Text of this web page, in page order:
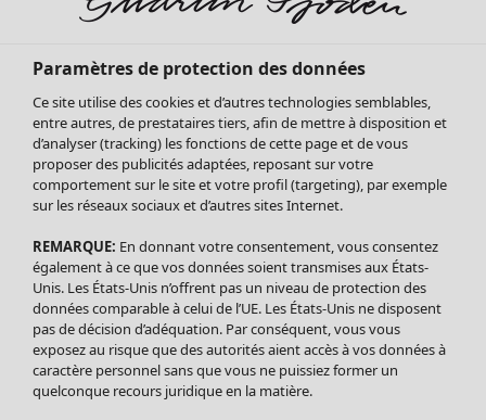
Soldes Vêtements
Tous les vêtements
Robes
Tuniques
Blouses
Tops
Gilets
Pantalon
Jupes
Paramètres de protection des données
Ce site utilise des cookies et d’autres technologies semblables,
entre autres, de prestataires tiers, afin de mettre à disposition et
d’analyser (tracking) les fonctions de cette page et de vous
proposer des publicités adaptées, reposant sur votre
comportement sur le site et votre profil (targeting), par exemple
sur les réseaux sociaux et d’autres sites Internet.
REMARQUE: En donnant votre consentement, vous consentez
également à ce que vos données soient transmises aux États-
Unis. Les États-Unis n’offrent pas un niveau de protection des
données comparable à celui de l’UE. Les États-Unis ne disposent
pas de décision d’adéquation. Par conséquent, vous vous
exposez au risque que des autorités aient accès à vos données à
caractère personnel sans que vous ne puissiez former un
quelconque recours juridique en la matière.